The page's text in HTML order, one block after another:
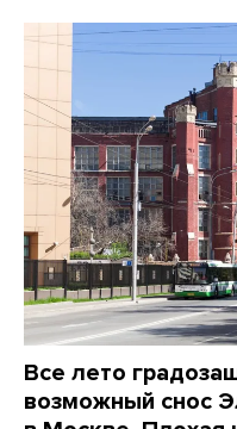
Все лето
возможный снос